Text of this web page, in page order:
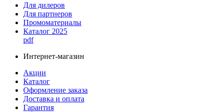
Для дилеров
Для партнеров
Промоматериалы
Каталог 2025
pdf
Интернет-магазин
Акции
Каталог
Оформление заказа
Доставка и оплата
Гарантия